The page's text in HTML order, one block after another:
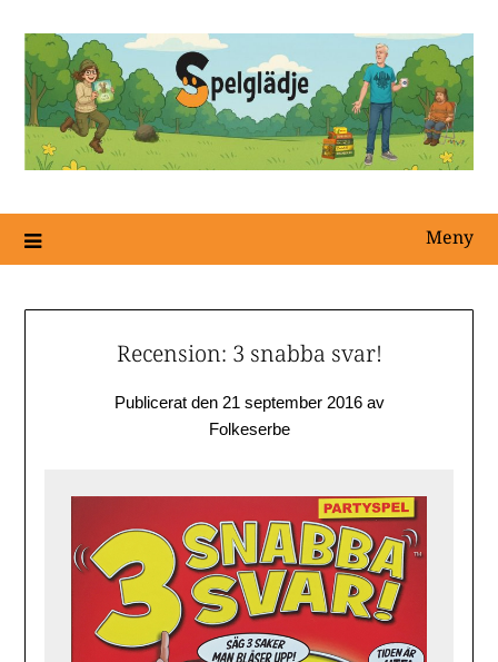
Meny
Recension: 3 snabba svar!
Publicerat den 21 september 2016av
Folkeserbe